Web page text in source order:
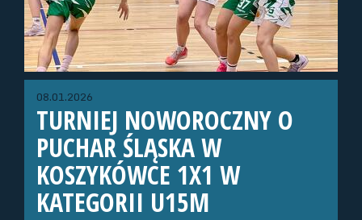
08.01.2026
TURNIEJ NOWOROCZNY O
PUCHAR ŚLĄSKA W
KOSZYKÓWCE 1X1 W
KATEGORII U15M